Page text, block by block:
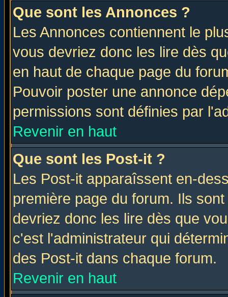
Que sont les Annonces ?
Les Annonces contiennent le
vous devriez donc les lire dès
en haut de chaque page du
Pouvoir poster une annonce
permissions sont définies par
Revenir en haut
Que sont les Post-it ?
Les Post-it apparaîssent en-
première page du forum. Ils
devriez donc les lire dès que
c'est l'administrateur qui
des Post-it dans chaque forum.
Revenir en haut